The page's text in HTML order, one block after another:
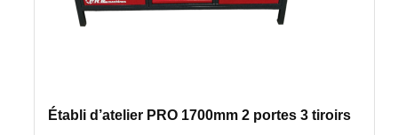
Établi d’atelier PRO 1700mm 2 portes 3 tiroirs